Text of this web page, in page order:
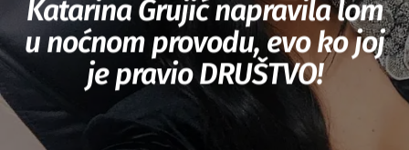
Katarina Grujić napravila lom
u noćnom provodu, evo ko joj
je pravio DRUŠTVO!